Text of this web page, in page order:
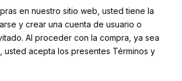
en nuestro sitio web, usted tiene la
y crear una cuenta de usuario o
Al proceder con la compra, ya sea
usted acepta los presentes Términos y